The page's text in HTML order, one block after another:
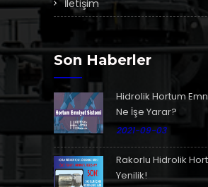
İletişim
Son Haberler
Hidrolik Hortum
Ne İşe Yarar?
2021-09-03
Rakorlu Hidrolik
Yenilik!